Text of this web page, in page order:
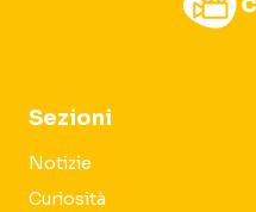
Sezioni
Notizie
Curiosità